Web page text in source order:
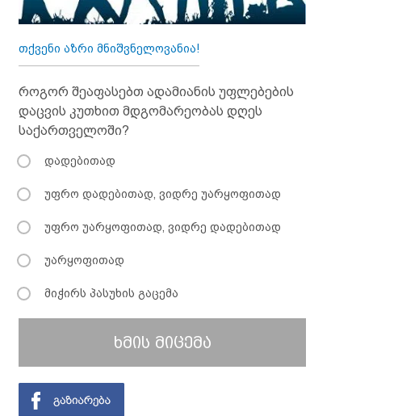
თქვენი აზრი მნიშვნელოვანია!
როგორ შეაფასებთ ადამიანის უფლებების
დაცვის კუთხით მდგომარეობას დღეს
საქართველოში?
დადებითად
უფრო დადებითად, ვიდრე უარყოფითად
უფრო უარყოფითად, ვიდრე დადებითად
უარყოფითად
მიჭირს პასუხის გაცემა
ხმის მიცემა